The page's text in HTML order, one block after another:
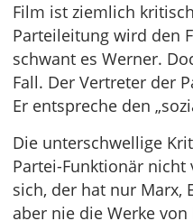
Film ist ziemlich
Parteileitung wird den
schwant es Werner.
Fall. Der Vertreter der
Er entspreche den
Die unterschwellige
Partei-Funktionär
sich, der hat nur Marx,
aber nie die Werke